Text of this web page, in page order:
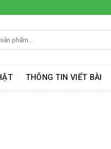
THÔNG TIN VIẾT BÀI